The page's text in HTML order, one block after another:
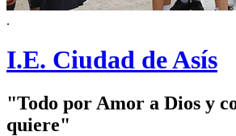
.
I.E. Ciudad de Asís
"Todo por Amor a Dios y
quiere"